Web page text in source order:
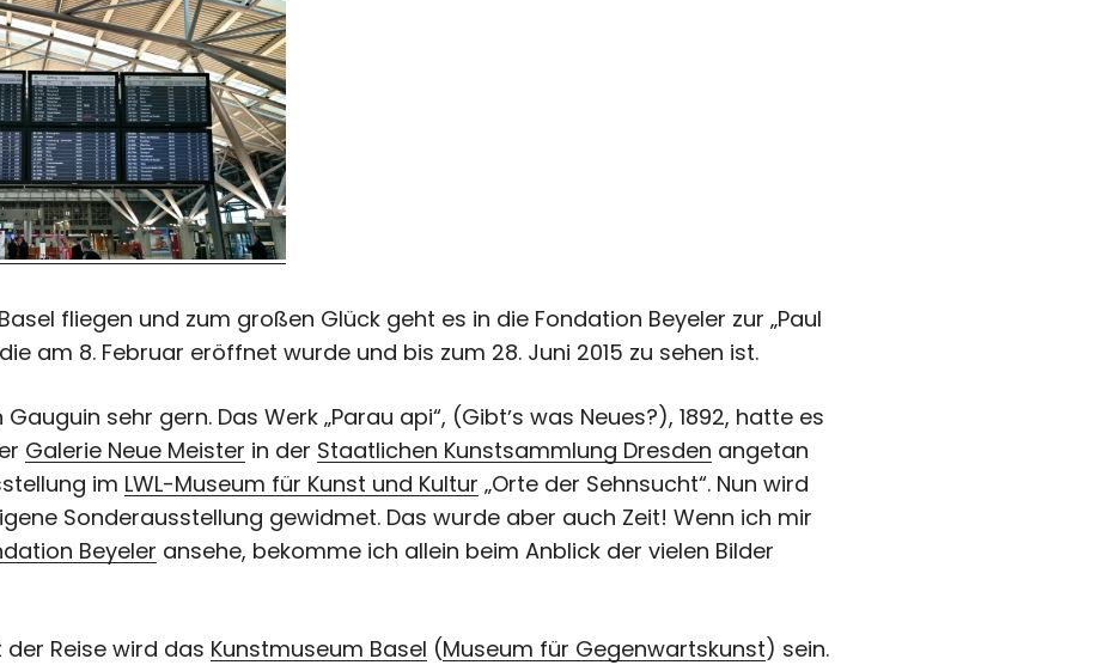
fliegen und zum großen Glück geht es in die Fondation Beyeler zur„Paul
am 8. Februar eröffnet wurde und bis zum 28. Juni 2015 zu sehen ist.
sehr gern. Das Werk „Parau api“, (Gibtʼs was Neues?), 1892, hatte es
Galerie Neue Meister in der Staatlichen Kunstsammlung Dresden angetan
im LWL-Museum für Kunst und Kultur „Orte der Sehnsucht“. Nun wird
Sonderausstellung gewidmet. Das wurde aber auch Zeit! Wenn ich mir
Beyeler ansehe, bekomme ich allein beim Anblick der vielen Bilder
der Reise wird das Kunstmuseum Basel (Museum für Gegenwartskunst) sein.